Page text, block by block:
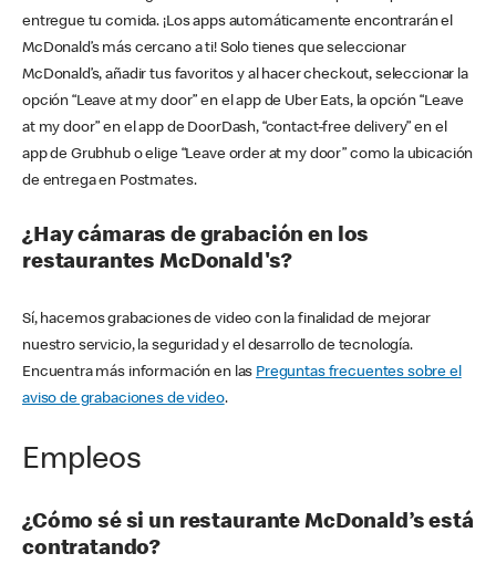
entregue tu comida. ¡Los apps automáticamente encontrarán el
McDonald’s más cercano a ti! Solo tienes que seleccionar
McDonald’s, añadir tus favoritos y al hacer checkout, seleccionar la
opción “Leave at my door” en el app de Uber Eats, la opción “Leave
at my door” en el app de DoorDash, “contact-free delivery” en el
app de Grubhub o elige “Leave order at my door” como la ubicación
de entrega en Postmates.
¿Hay cámaras de grabación en los
restaurantes McDonald's?
Sí, hacemos grabaciones de video con la finalidad de mejorar
nuestro servicio, la seguridad y el desarrollo de tecnología.
Encuentra más información en las Preguntas frecuentes sobre el
aviso de grabaciones de video.
Empleos
¿Cómo sé si un restaurante McDonald’s está
contratando?